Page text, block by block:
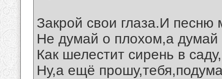
Закрой свои глаза.И
Не думай о плохом,а думай
Как шелестит сирень в
Ну,а ещё